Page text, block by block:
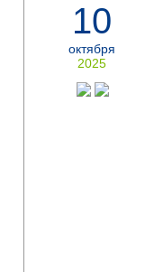
10
октября
2025